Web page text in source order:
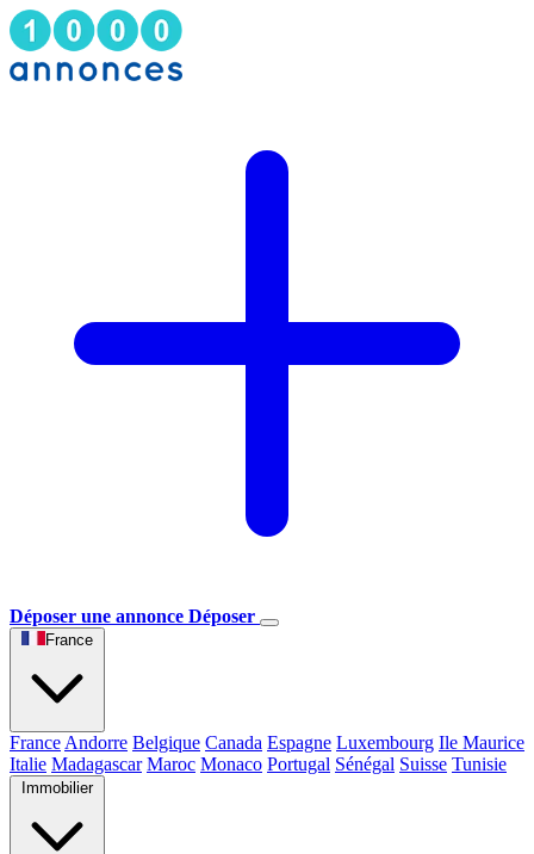
Déposer une annonce Déposer
France
France Andorre Belgique Canada Espagne Luxembourg Ile Maurice
Italie Madagascar Maroc Monaco Portugal Sénégal Suisse Tunisie
Immobilier